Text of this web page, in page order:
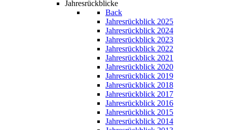
Jahresrückblicke
Back
Jahresrückblick 2025
Jahresrückblick 2024
Jahresrückblick 2023
Jahresrückblick 2022
Jahresrückblick 2021
Jahresrückblick 2020
Jahresrückblick 2019
Jahresrückblick 2018
Jahresrückblick 2017
Jahresrückblick 2016
Jahresrückblick 2015
Jahresrückblick 2014